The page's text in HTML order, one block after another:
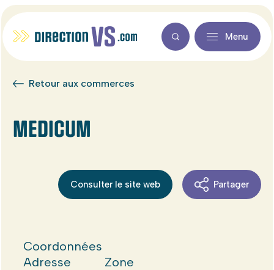
Menu
Retour aux commerces
MEDICUM
Consulter le site web Partager
Coordonnées
Adresse
Zone